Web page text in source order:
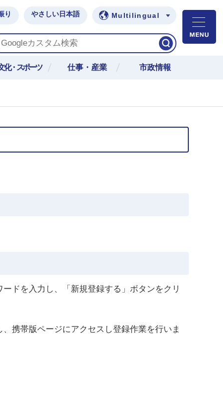
り やさしい日本語 Multilingual
化・スポーツ 仕事・産業 市政情報
ドを入力し、「新規登録する」ボタンをクリ
携帯版ページにアクセスし登録作業を行いま